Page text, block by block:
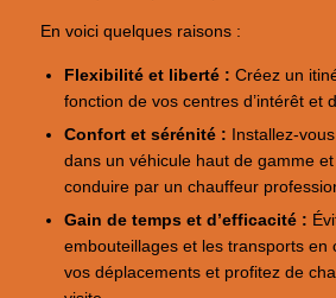
En voici quelques raisons :
Flexibilité et liberté : Créez un
fonction de vos centres d’intérêt et
Confort et sérénité : Installez-
dans un véhicule haut de gamme
conduire par un chauffeur
Gain de temps et d’efficacité :
embouteillages et les transports en
vos déplacements et profitez de